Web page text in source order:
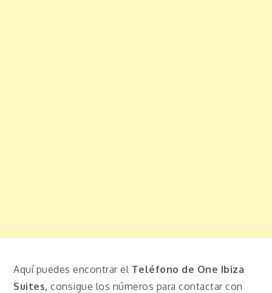
Aquí puedes encontrar el Teléfono de One Ibiza
Suites,consigue los números para contactar con